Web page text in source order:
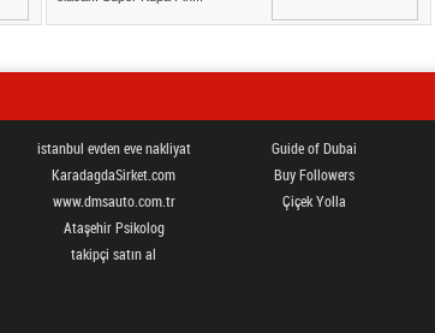
istanbul evden eve nakliyat
KaradagdaSirket.com
www.dmsauto.com.tr
Ataşehir Psikolog
takipçi satın al
Guide of Dubai
Buy Followers
Çiçek Yolla